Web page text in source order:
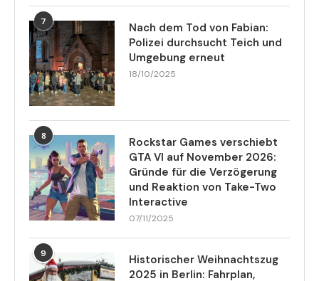
7
Nach dem Tod von Fabian:
Polizei durchsucht Teich und
Umgebung erneut
18/10/2025
8
Rockstar Games verschiebt
GTA VI auf November 2026:
Gründe für die Verzögerung
und Reaktion von Take-Two
Interactive
07/11/2025
9
Historischer Weihnachtszug
2025 in Berlin: Fahrplan,